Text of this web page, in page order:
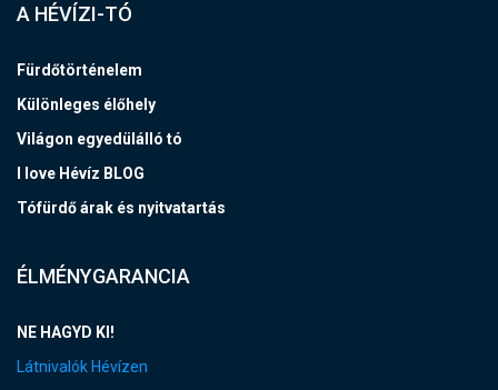
A HÉVÍZI-TÓ
Fürdőtörténelem
Különleges élőhely
Világon egyedülálló tó
I love Hévíz BLOG
Tófürdő árak és nyitvatartás
ÉLMÉNYGARANCIA
NE HAGYD KI!
Látnivalók Hévízen